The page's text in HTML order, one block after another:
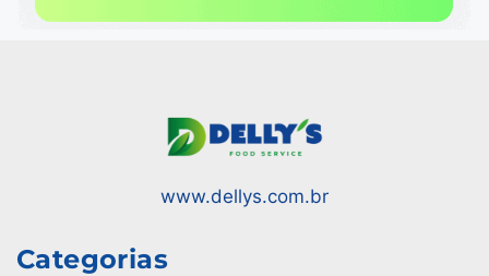
www.dellys.com.br
Categorias